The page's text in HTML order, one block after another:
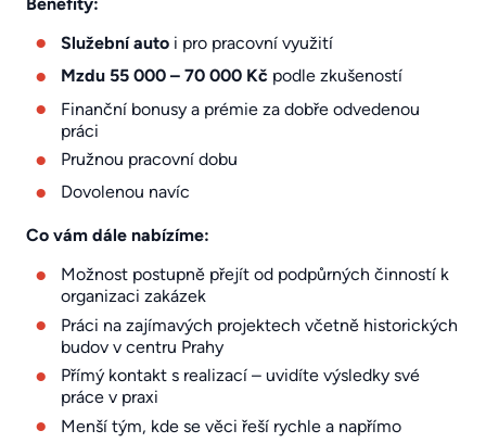
Služební auto i pro pracovní využití
Mzdu 55 000 – 70 000 Kč podle zkušeností
Finanční bonusy a prémie za dobře odvedenou
práci
Pružnou pracovní dobu
Dovolenou navíc
Co vám dále nabízíme:
Možnost postupně přejít od podpůrných činností k
organizaci zakázek
Práci na zajímavých projektech včetně historických
budov v centru Prahy
Přímý kontakt s realizací – uvidíte výsledky své
práce v praxi
Menší tým, kde se věci řeší rychle a napřímo